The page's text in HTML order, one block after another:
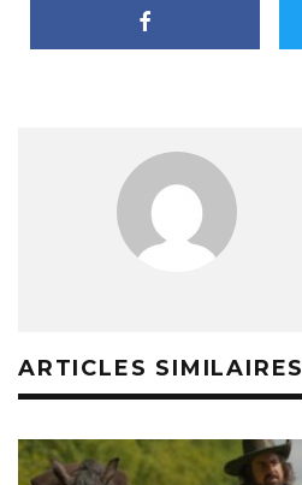
ARTICLES SIMILAIRES